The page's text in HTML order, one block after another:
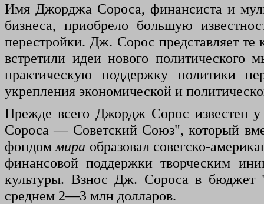
Имя Джорджа Сороса, финансиста и
бизнеса, приобрело большую
перестройки. Дж. Сорос представляет
встретили идеи нового политического
практическую поддержку политики
укрепления экономической и
Прежде всего Джордж Сорос известен у
Сороса — Советский Союз", который
фондоммира образовал совегско-
финансовой поддержки творческим
культуры. Взнос Дж. Сороса в бюджет
среднем 2—3 млн долларов.